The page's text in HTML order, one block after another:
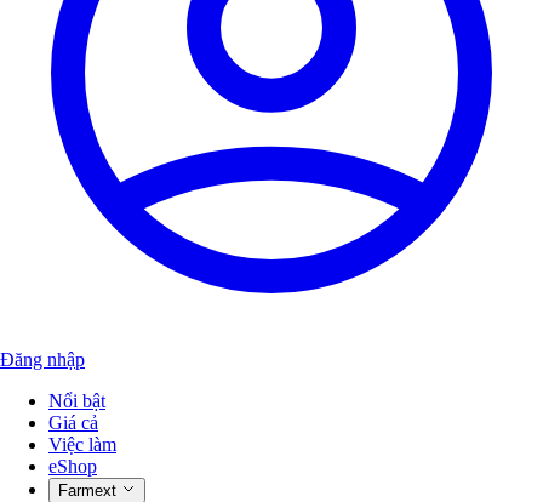
Đăng nhập
Nổi bật
Giá cả
Việc làm
eShop
Farmext